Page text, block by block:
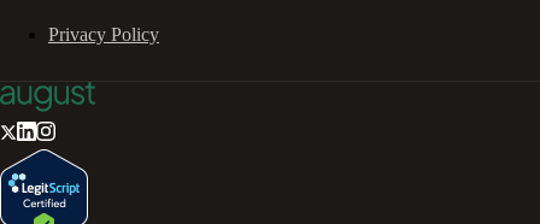
Privacy Policy